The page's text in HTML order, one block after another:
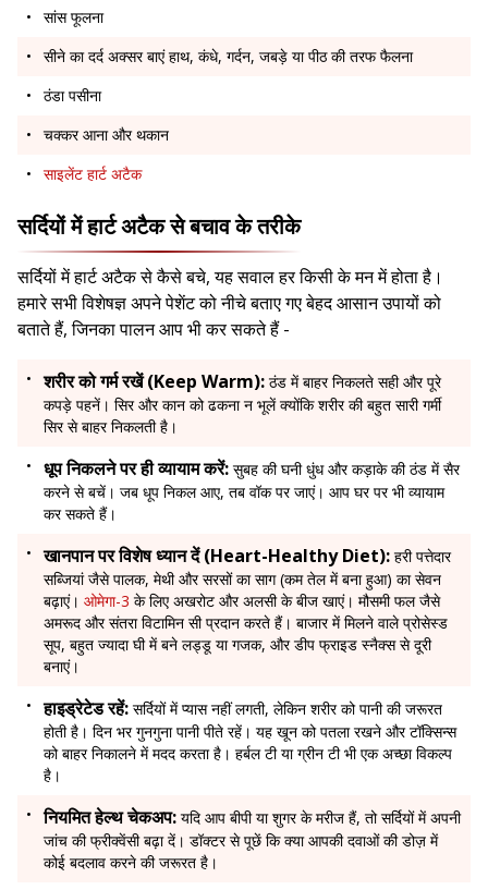
सांस फूलना
सीने का दर्द अक्सर बाएं हाथ, कंधे, गर्दन, जबड़े या पीठ की तरफ फैलना
ठंडा पसीना
चक्कर आना और थकान
साइलेंट हार्ट अटैक
सर्दियों में हार्ट अटैक से बचाव के तरीके
सर्दियों में हार्ट अटैक से कैसे बचे, यह सवाल हर किसी के मन में होता है।
हमारे सभी विशेषज्ञ अपने पेशेंट को नीचे बताए गए बेहद आसान उपायों को
बताते हैं, जिनका पालन आप भी कर सकते हैं -
शरीर को गर्म रखें (Keep Warm): ठंड में बाहर निकलते सही और पूरे
कपड़े पहनें। सिर और कान को ढकना न भूलें क्योंकि शरीर की बहुत सारी गर्मी
सिर से बाहर निकलती है।
धूप निकलने पर ही व्यायाम करें: सुबह की घनी धुंध और कड़ाके की ठंड में सैर
करने से बचें। जब धूप निकल आए, तब वॉक पर जाएं। आप घर पर भी व्यायाम
कर सकते हैं।
खानपान पर विशेष ध्यान दें (Heart-Healthy Diet): हरी पत्तेदार
सब्जियां जैसे पालक, मेथी और सरसों का साग (कम तेल में बना हुआ) का सेवन
बढ़ाएं। ओमेगा-3 के लिए अखरोट और अलसी के बीज खाएं। मौसमी फल जैसे
अमरूद और संतरा विटामिन सी प्रदान करते हैं। बाजार में मिलने वाले प्रोसेस्ड
सूप, बहुत ज्यादा घी में बने लड्डू या गजक, और डीप फ्राइड स्नैक्स से दूरी
बनाएं।
हाइड्रेटेड रहें: सर्दियों में प्यास नहीं लगती, लेकिन शरीर को पानी की जरूरत
होती है। दिन भर गुनगुना पानी पीते रहें। यह खून को पतला रखने और टॉक्सिन्स
को बाहर निकालने में मदद करता है। हर्बल टी या ग्रीन टी भी एक अच्छा विकल्प
है।
नियमित हेल्थ चेकअप: यदि आप बीपी या शुगर के मरीज हैं, तो सर्दियों में अपनी
जांच की फ्रीक्वेंसी बढ़ा दें। डॉक्टर से पूछें कि क्या आपकी दवाओं की डोज़ में
कोई बदलाव करने की जरूरत है।